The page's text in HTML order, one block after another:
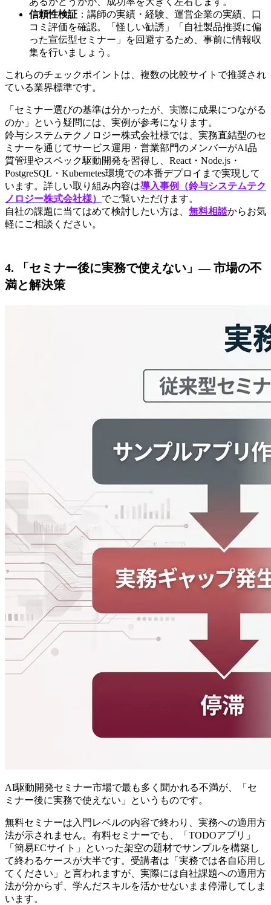
信頼性検証 ：講師の実績・経験、運営企業の実績、口
コミ評価を確認。「怪しい勧誘」「自社製品推奨に偏
った宣伝型セミナー」を回避するため、事前に情報収
集を行いましょう。
これらのチェックポイントは、複数の比較サイトで推奨され
ている業界標準です。
「セミナー選びの基準は分かったが、実際に成果につながる
のか」という疑問には、実例が参考になります。
鈴与システムテクノロジー株式会社様では、実務直結型のセ
ミナーを通じてサービス運用・営業部門のメンバーがAI品
質管理やスペック駆動開発を習得し、React・Node.js・
PostgreSQL・Kubernetes環境での本番デプロイまで実現して
います。詳しい取り組み内容は導入事例（鈴与システムテク
ノロジー株式会社様） でご覧いただけます。
自社の課題に当てはめて検討したい方は、 無料相談からお気
軽にご相談ください。
4. 「セミナー後に実務で使えない」— 市場の不
満と解決策
AI駆動開発セミナー市場で最も多く聞かれる不満が、「セ
ミナー後に実務で使えない」というものです。
無料セミナーは入門レベルの内容で終わり、実務への適用方
法が示されません。有料セミナーでも、「TODOアプリ」
「簡易ECサイト」といった架空の題材でサンプルを構築し
て終わるケースが大半です。受講者は「実務では各自応用し
てください」と言われますが、実際には自社課題への適用方
法が分からず、学んだスキルを活かせないまま停滞してしま
います。